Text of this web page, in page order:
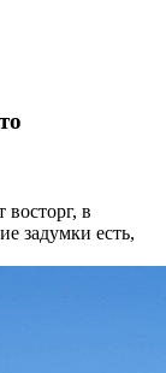
в
задумки есть,